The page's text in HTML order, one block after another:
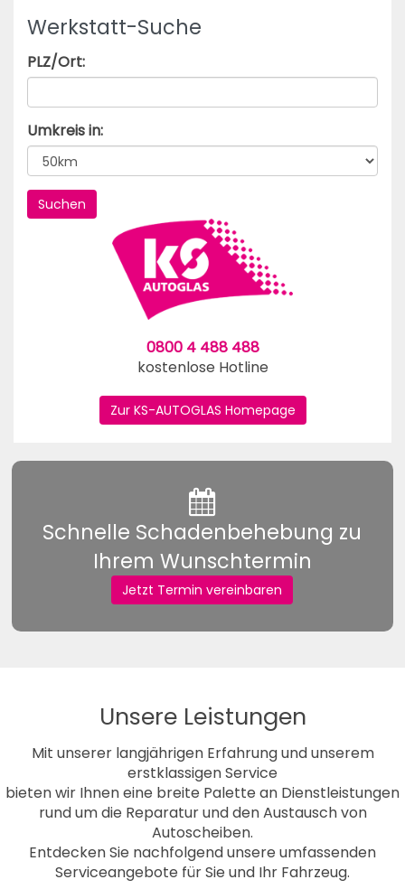
Werkstatt-Suche
PLZ/Ort:
Umkreis in:
0800 4 488 488
kostenlose Hotline
Zur KS-AUTOGLAS Homepage
Schnelle Schadenbehebung zu
Ihrem Wunschtermin
Jetzt Termin vereinbaren
Unsere Leistungen
Mit unserer langjährigen Erfahrung und unserem
erstklassigen Service
bieten wir Ihnen eine breite Palette an Dienstleistungen
rund um die Reparatur und den Austausch von
Autoscheiben.
Entdecken Sie nachfolgend unsere umfassenden
Serviceangebote für Sie und Ihr Fahrzeug.